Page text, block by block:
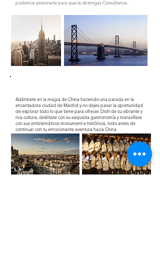
podemos asesorarte para que la obtengas Consúltanos.
​Adéntrate en la magia de China haciendo una parada en la
encantadora ciudad de Madrid y no dejes pasar la oportunidad
de explorar todo lo que tiene para ofrecer. Disfr de su vibrante y
rica cultura, deléitate con su exquisita gastronomía y maravíllate
con sus emblemáticos monument e históricos, todo antes de
continuar con tu emocionante aventura hacia China.